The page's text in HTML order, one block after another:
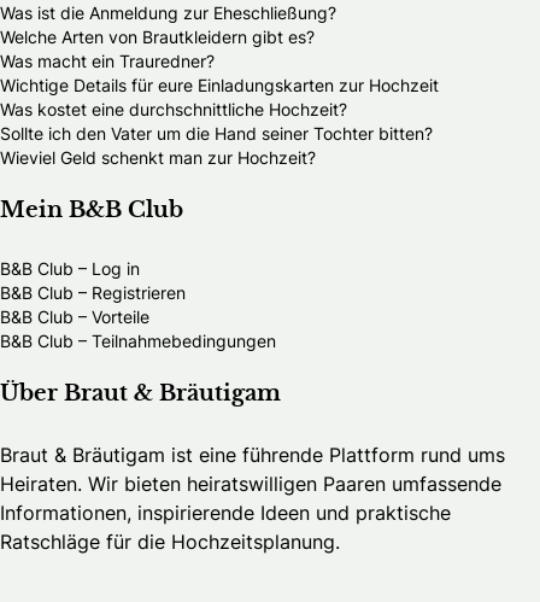
Was ist die Anmeldung zur Eheschließung?
Welche Arten von Brautkleidern gibt es?
Was macht ein Trauredner?
Wichtige Details für eure Einladungskarten zur Hochzeit
Was kostet eine durchschnittliche Hochzeit?
Sollte ich den Vater um die Hand seiner Tochter bitten?
Wieviel Geld schenkt man zur Hochzeit?
Mein B&B Club
B&B Club – Log in
B&B Club – Registrieren
B&B Club – Vorteile
B&B Club – Teilnahmebedingungen
Über Braut & Bräutigam
Braut & Bräutigam ist eine führende Plattform rund ums
Heiraten. Wir bieten heiratswilligen Paaren umfassende
Informationen, inspirierende Ideen und praktische
Ratschläge für die Hochzeitsplanung.